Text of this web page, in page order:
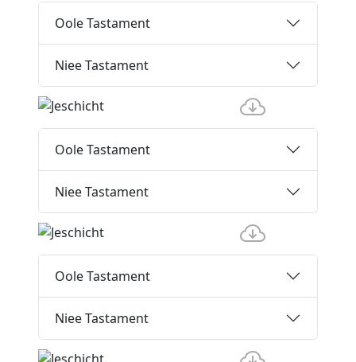
Oole Tastament
Niee Tastament
Oole Tastament
Niee Tastament
Oole Tastament
Niee Tastament